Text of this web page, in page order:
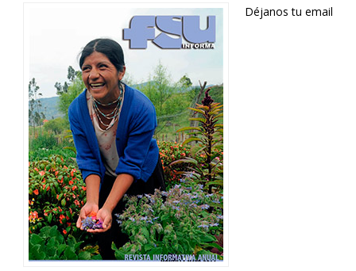
Déjanos tu email